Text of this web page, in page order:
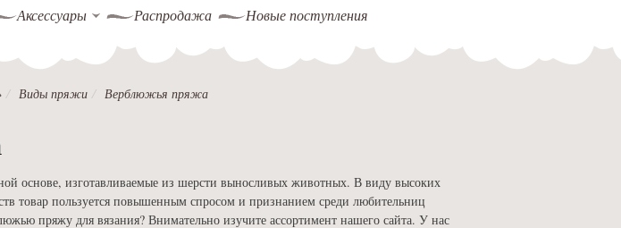
Аксессуары Распродажа Новые поступления
Виды пряжи Верблюжья пряжа
основе, изготавливаемые из шерсти выносливых животных. В виду высоких
товар пользуется повышенным спросом и признанием среди любительниц
пряжу для вязания? Внимательно изучите ассортимент нашего сайта. У нас